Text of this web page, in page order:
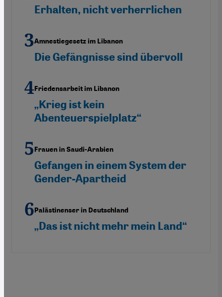
Erhalten, nicht verherrlichen
Amnestiegesetz im Libanon
Die Gefängnisse sind übervoll
Friedensarbeit im Libanon
„Krieg ist kein
Abenteuerspielplatz“
Frauen in Saudi-Arabien
Gefangen in einem System der
Gender-Apartheid
Palästinenser in Deutschland
„Das ist nicht mehr mein Land“